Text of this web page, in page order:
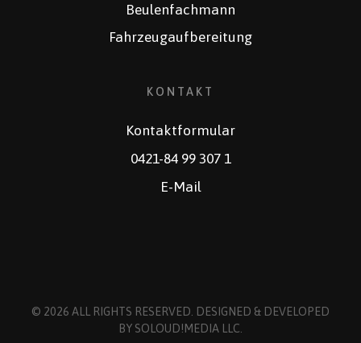
Beulenfachmann
Fahrzeugaufbereitung
KONTAKT
Kontaktformular
0421-84 99 307 1
E-Mail
© 2026 ALL RIGHTS RESERVED. DESIGNED & DEVELOPED
BY SOLOUD!MEDIA LLC.